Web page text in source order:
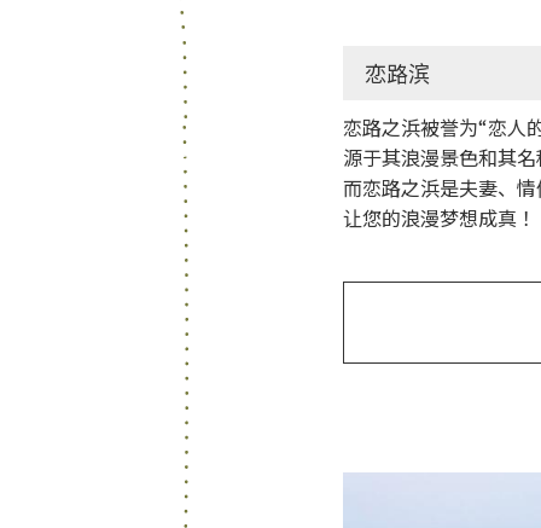
3
恋路滨
恋路之浜被誉为“恋人
源于其浪漫景色和其
而恋路之浜是夫妻、
让您的浪漫梦想成真！